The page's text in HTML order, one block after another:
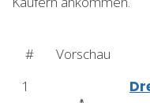
# Vorschau
1